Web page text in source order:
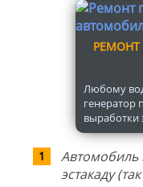
РЕМОНТ
Любому
генератор
выработки
Автомобиль
эстакаду